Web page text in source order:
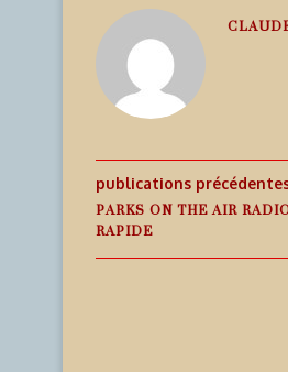
publications
PARKS ON THE AIR
RAPIDE